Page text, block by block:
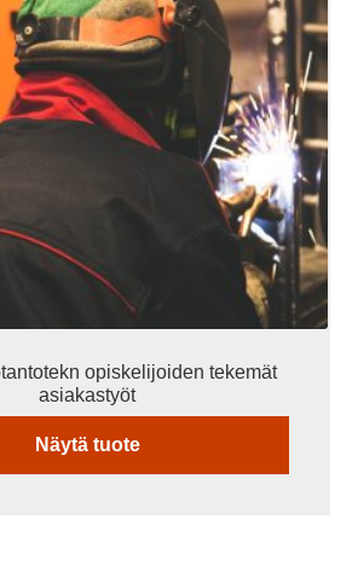
opiskelijoiden tekemät
asiakastyöt
Näytä tuote